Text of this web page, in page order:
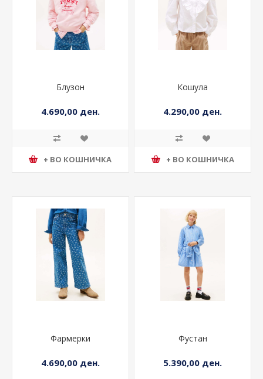
Блузон
4.690,00 ден.
+ ВО КОШНИЧКА
Кошула
4.290,00 ден.
+ ВО КОШНИЧКА
Фармерки
4.690,00 ден.
Фустан
5.390,00 ден.